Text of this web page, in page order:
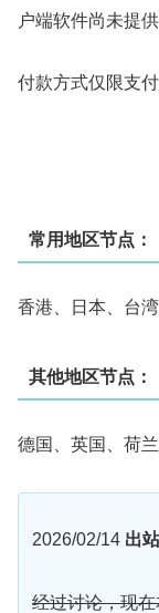
户端软件尚未提供
付款方式仅限支付
常用地区节点：
香港、日本、台
其他地区节点：
德国、英国、荷兰
2026/02/14 出
经过讨论，现